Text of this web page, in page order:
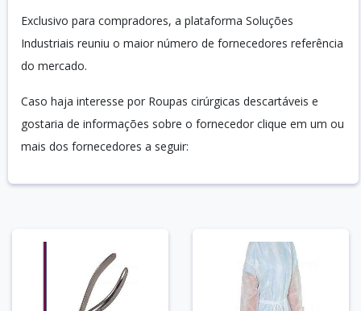
Exclusivo para compradores, a plataforma Soluções
Industriais reuniu o maior número de fornecedores referência
do mercado.
Caso haja interesse por Roupas cirúrgicas descartáveis e
gostaria de informações sobre o fornecedor clique em um ou
mais dos fornecedores a seguir: